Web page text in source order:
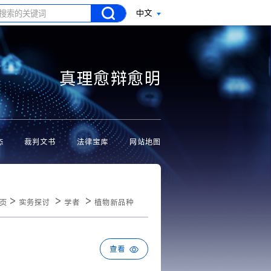
中文
真理愈辩愈明
裁判文书 法律宝库 网站地图
> 实务探讨 > 学者 > 植物新品种
查看